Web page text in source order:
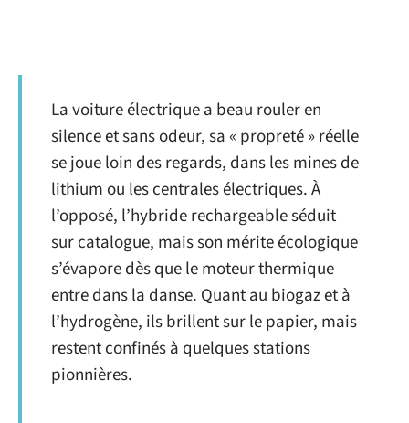
La voiture électrique a beau rouler en
silence et sans odeur, sa « propreté » réelle
se joue loin des regards, dans les mines de
lithium ou les centrales électriques. À
l’opposé, l’hybride rechargeable séduit
sur catalogue, mais son mérite écologique
s’évapore dès que le moteur thermique
entre dans la danse. Quant au biogaz et à
l’hydrogène, ils brillent sur le papier, mais
restent confinés à quelques stations
pionnières.